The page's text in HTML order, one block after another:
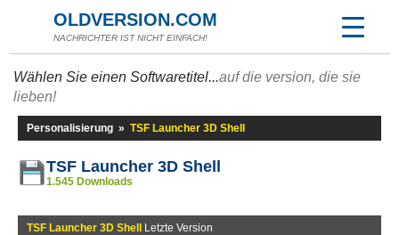
OLDVERSION.COM
NACHRICHTER IST NICHT EINFACH!
Wählen Sie einen Softwaretitel...auf die version, die sie
lieben!
Personalisierung » TSF Launcher 3D Shell
TSF Launcher 3D Shell
1.545 Downloads
TSF Launcher 3D Shell Letzte Version